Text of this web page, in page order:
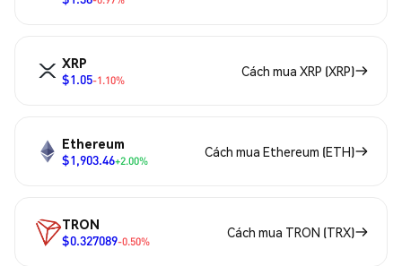
XRP
$1.05-1.10%
Cách mua XRP (XRP)
Ethereum
$1,903.46+2.00%
Cách mua Ethereum (ETH)
TRON
$0.327089-0.50%
Cách mua TRON (TRX)